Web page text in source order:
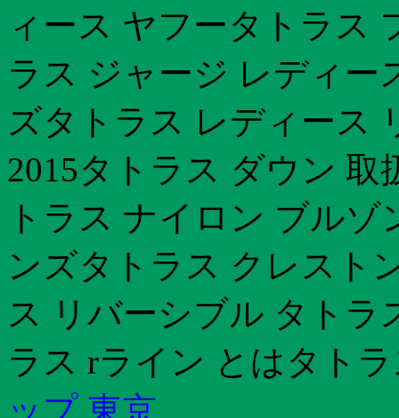
ィース ヤフータトラス
ラス ジャージ レディー
ズタトラス レディース
2015タトラス ダウン 取
トラス ナイロン ブル
ンズタトラス クレスト
ス リバーシブル タトラ
ラス rライン とはタト
ップ 東京